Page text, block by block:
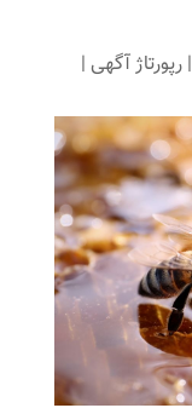
| رپورتاژ آگهی|